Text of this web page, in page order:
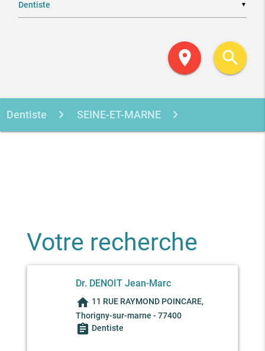
▼
location_on search
Dentiste SEINE-ET-MARNE
Votre recherche
Dr. DENOIT Jean-Marc
home 11 RUE RAYMOND POINCARE,
Thorigny-sur-marne - 77400
assignment Dentiste